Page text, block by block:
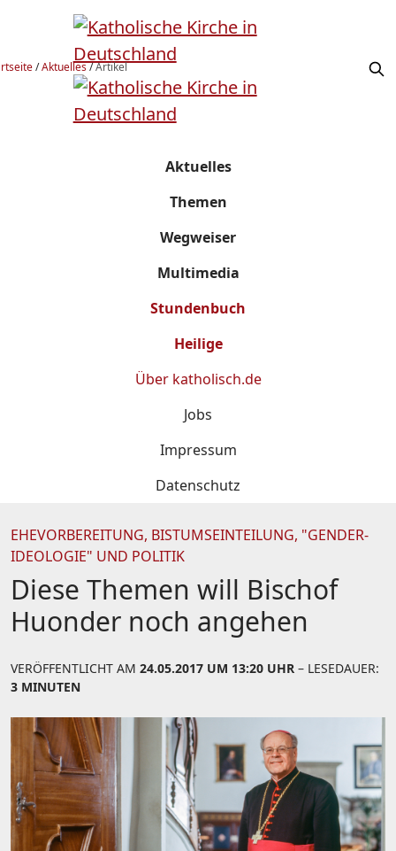
/Aktuelles/Artikel
Aktuelles
Themen
Wegweiser
Multimedia
Stundenbuch
Heilige
Über katholisch.de
Jobs
Impressum
Datenschutz
EHEVORBEREITUNG, BISTUMSEINTEILUNG, "GENDER-
IDEOLOGIE" UND POLITIK
Diese Themen will Bischof
Huonder noch angehen
VERÖFFENTLICHT AM 24.05.2017 UM 13:20 UHR – LESEDAUER:
3 MINUTEN